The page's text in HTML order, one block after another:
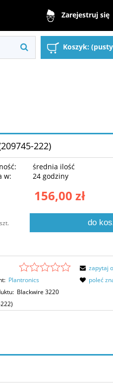
Zarejestruj się
Koszyk:
222)
średnia ilość
w:
24 godziny
156,00 zł
szt. do
Plantronics
Blackwire 3220
zapytaj
poleć